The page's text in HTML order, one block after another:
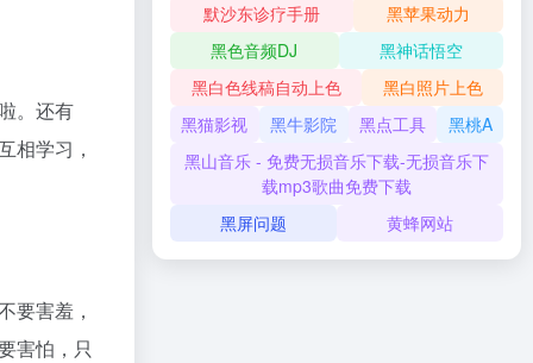
。还有
相学习，
要害羞，
害怕，只
默沙东诊疗手册
黑苹果动力
黑色音频DJ
黑神话悟空
黑白色线稿自动上色
黑白照片上色
黑猫影视
黑牛影院 黑点工具
黑桃A
黑山音乐 - 免费无损音乐下载-无损音乐下
载mp3歌曲免费下载
黑屏问题
黄蜂网站